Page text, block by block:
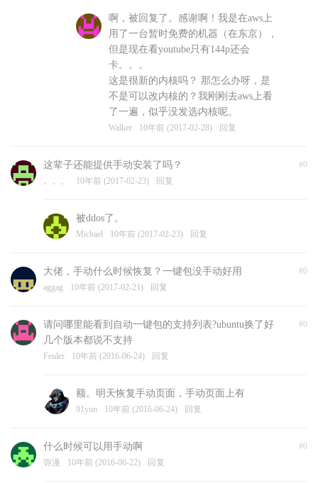
啊，被回复了。感谢啊！我是在aws上
用了一台暂时免费的机器（在东京），
但是现在看youtube只有144p还会
卡。。。
这是很新的内核吗？ 那怎么办呀，是
不是可以改内核的？我刚刚去aws上看
了一遍，似乎没发选内核呢。
Walker 10年前 (2017-02-28) 回复
#0
这辈子还能提供手动安装了吗？
。。。 10年前 (2017-02-23) 回复
被ddos了。
Michael 10年前 (2017-02-23) 回复
#0
大佬，手动什么时候恢复？一键包没手动好用
aggag 10年前 (2017-02-21) 回复
#0
请问哪里能看到自动一键包的支持列表?ubuntu换了好
几个版本都说不支持
Feuler 10年前 (2016-06-24) 回复
额。明天恢复手动页面，手动页面上有
91yun 10年前 (2016-06-24) 回复
#0
什么时候可以用手动啊
弥漫 10年前 (2016-06-22) 回复